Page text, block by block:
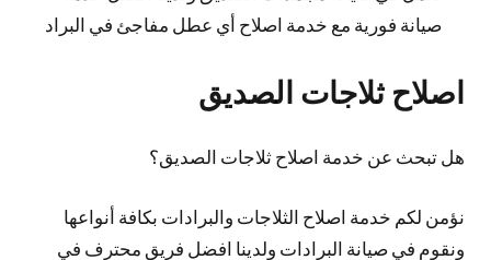
صيانة فورية مع خدمة اصلاح أي عطل مفاجئ في البراد
اصلاح ثلاجات الصديق
هل تبحث عن خدمة اصلاح ثلاجات الصديق؟
نؤمن لكم خدمة اصلاح الثلاجات والبرادات بكافة أنواعها
ونقوم في صيانة البرادات ولدينا افضل فريق محترف في